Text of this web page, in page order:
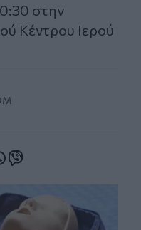
στην
Κέντρου Ιερού